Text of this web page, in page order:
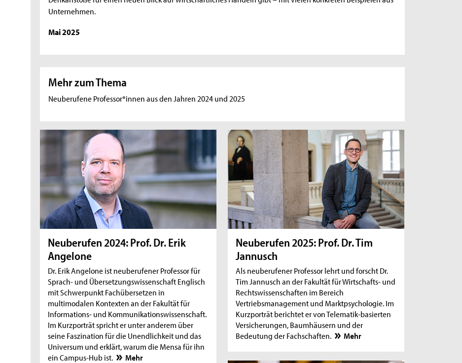
Unternehmen.
Mai 2025
Mehr zum Thema
Neuberufene Professor*innen aus den Jahren 2024 und 2025
Neuberufen 2024: Prof. Dr. Erik
Angelone
Dr. Erik Angelone ist neuberufener Professor für
Sprach- und Übersetzungswissenschaft Englisch
mit Schwerpunkt Fachübersetzen in
multimodalen Kontexten an der Fakultät für
Informations- und Kommunikationswissenschaft.
Im Kurzporträt spricht er unter anderem über
seine Faszination für die Unendlichkeit und das
Universum und erklärt, warum die Mensa für ihn
ein Campus-Hub ist.
Mehr
Neuberufen 2025: Prof. Dr. Tim
Jannusch
Als neuberufener Professor lehrt und forscht Dr.
Tim Jannusch an der Fakultät für Wirtschafts- und
Rechtswissenschaften im Bereich
Vertriebsmanagement und Marktpsychologie. Im
Kurzporträt berichtet er von Telematik-basierten
Versicherungen, Baumhäusern und der
Bedeutung der Fachschaften.
Mehr